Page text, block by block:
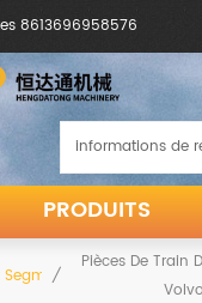
8613696958576
PRODUITS
/
Pièces De Train